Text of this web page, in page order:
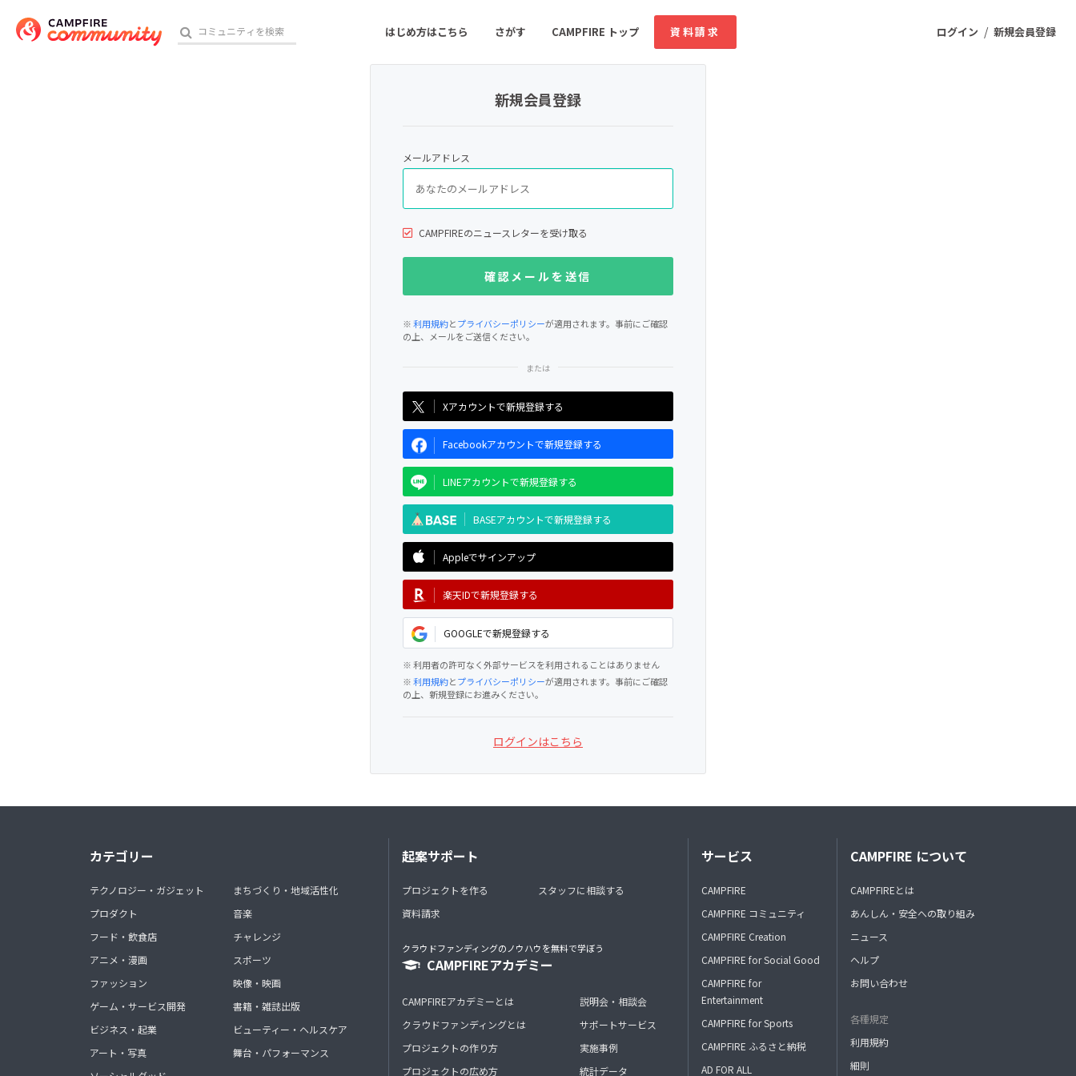
ログイン / 新規会員登録
はじめ方はこちら さがす CAMPFIRE トップ 資料請求
ゲーム・サービス開発
書籍・雑誌出版 アニメ・漫画
ソーシャルグッド ビューティー・ヘルスケア
新規会員登録
メールアドレス
CAMPFIREのニュースレターを受け取る
※利用規約とプライバシーポリシーが適用されます。事前にご確認
の上、メールをご送信ください。
Xアカウントで新規登録する
Facebookアカウントで新規登録する
LINEアカウントで新規登録する
BASEアカウントで新規登録する
Appleでサインアップ
楽天IDで新規登録する
GOOGLEで新規登録する
※ 利用者の許可なく外部サービスを利用されることはありません
※利用規約とプライバシーポリシーが適用されます。事前にご確認
の上、新規登録にお進みください。
ログインはこちら
カテゴリー
テクノロジー・ガジェット
プロダクト
フード・飲食店
アニメ・漫画
ファッション
ゲーム・サービス開発
ビジネス・起業
アート・写真
まちづくり・地域活性化
音楽
チャレンジ
スポーツ
映像・映画
書籍・雑誌出版
ビューティー・ヘルスケア
舞台・パフォーマンス
起案サポート
プロジェクトを作る
資料請求
スタッフに相談する
クラウドファンディングのノウハウを無料で学ぼう
CAMPFIREアカデミー
CAMPFIREアカデミーとは
クラウドファンディングとは
プロジェクトの作り方
プロジェクトの広め方
説明会・相談会
サポートサービス
実施事例
統計データ
サービス
CAMPFIRE
CAMPFIRE コミュニティ
CAMPFIRE Creation
CAMPFIRE for Social Good
CAMPFIRE for
Entertainment
CAMPFIRE for Sports
CAMPFIRE ふるさと納税
AD FOR ALL
CAMPFIRE について
CAMPFIREとは
あんしん・安全への取り組み
ニュース
ヘルプ
お問い合わせ
各種規定
利用規約
細則